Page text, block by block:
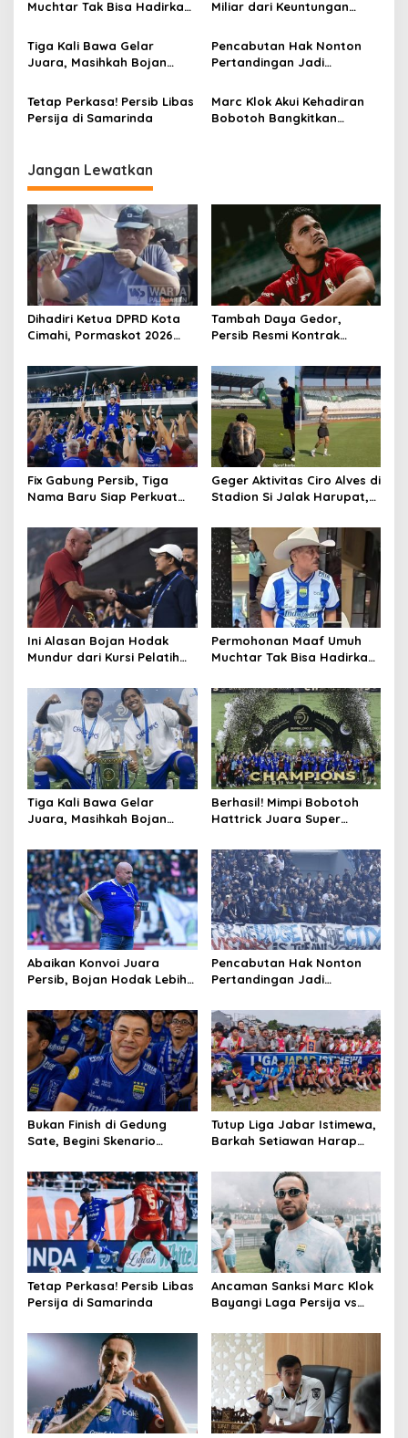
o
s
Muchtar Tak Bisa Hadirkan
Hiburan, Ini Alasannya
Miliar dari Keuntungan
Tiga Kali Bawa Gelar
Juara, Masihkah Bojan
Depan?
Pencabutan Hak Nonton
Pertandingan Jadi
Jabar Terhadap Supporter
Pelanggar Aturan
Tetap Perkasa! Persib Libas
Persija di Samarinda
Marc Klok Akui Kehadiran
Bobotoh Bangkitkan
Jangan Lewatkan
Dihadiri Ketua DPRD Kota
Cimahi, Pormaskot 2026
Ribuan Warga
Tambah Daya Gedor,
Persib Resmi Kontrak
Tahun
Fix Gabung Persib, Tiga
Nama Baru Siap Perkuat
2026/27
Geger Aktivitas Ciro Alves di
Stadion Si Jalak Harupat,
Ini Alasan Bojan Hodak
Mundur dari Kursi Pelatih
Permohonan Maaf Umuh
Muchtar Tak Bisa Hadirkan
Hiburan, Ini Alasannya
Tiga Kali Bawa Gelar
Juara, Masihkah Bojan
Depan?
Berhasil! Mimpi Bobotoh
Hattrick Juara Super
Abaikan Konvoi Juara
Persib, Bojan Hodak Lebih
Persijap
Pencabutan Hak Nonton
Pertandingan Jadi
Jabar Terhadap Supporter
Pelanggar Aturan
Bukan Finish di Gedung
Sate, Begini Skenario
Juara
Tutup Liga Jabar Istimewa,
Barkah Setiawan Harap
Cimahi
Tetap Perkasa! Persib Libas
Persija di Samarinda
Ancaman Sanksi Marc Klok
Bayangi Laga Persija vs